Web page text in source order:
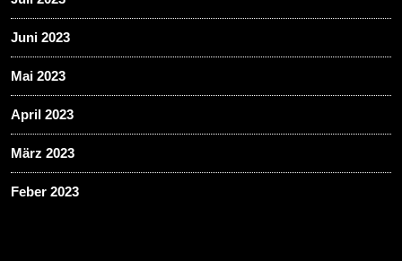
Juni 2023
Mai 2023
April 2023
März 2023
Feber 2023